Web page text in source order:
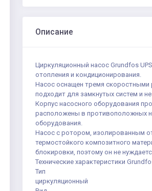
Описание
Циркуляционный насос Grundfos
отопления и кондиционирования.
Насос оснащен тремя
подходит для замкнутых систем и
Корпус насосного оборудования
расположены в противоположных
оборудования.
Насос с ротором, изолированным
термостойкого композитного
блокировки, поэтому он не
Технические характеристики
Тип
циркуляционный